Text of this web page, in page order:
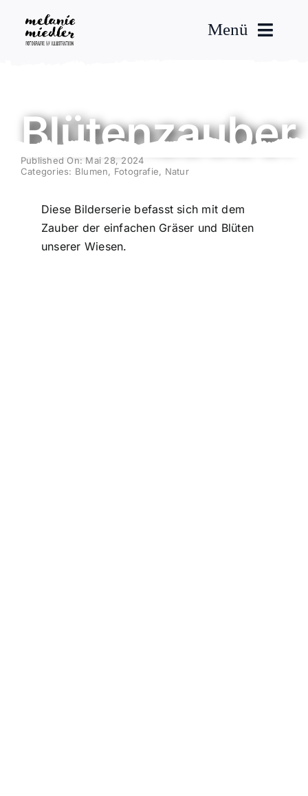
Inhalt
springen
Menü
Über mich
Kontakt
Blütenzauber
Published On: Mai 28, 2024
Categories: Blumen, Fotografie, Natur
Diese Bilderserie befasst sich mit dem
Zauber der einfachen Gräser und Blüten
unserer Wiesen.